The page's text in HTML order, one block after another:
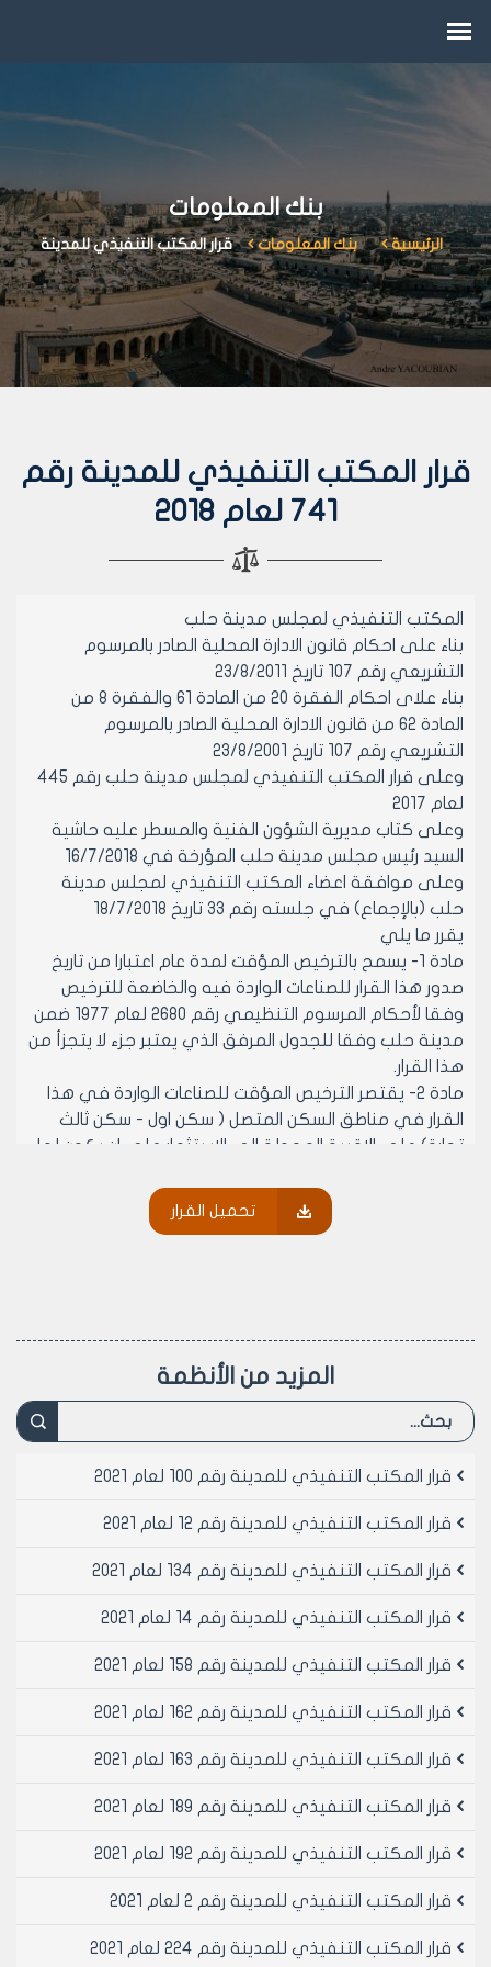
بنك المعلومات
الرئيسية بنك المعلومات قرار المكتب التنفيذي للمدينة
قرار المكتب التنفيذي للمدينة رقم
741 لعام 2018
المكتب التنفيذي لمجلس مدينة حلب
بناء على احكام قانون الادارة المحلية الصادر بالمرسوم
التشريعي رقم 107 تاريخ 23/8/2011
بناء علاى احكام الفقرة 20 من المادة 61 والفقرة 8 من
المادة 62 من قانون الادارة المحلية الصادر بالمرسوم
التشريعي رقم 107 تاريخ 23/8/2001
وعلى قرار المكتب التنفيذي لمجلس مدينة حلب رقم 445
لعام 2017
وعلى كتاب مديرية الشؤون الفنية والمسطر عليه حاشية
السيد رئيس مجلس مدينة حلب المؤرخة في 16/7/2018
وعلى موافقة اعضاء المكتب التنفيذي لمجلس مدينة
حلب (بالإجماع) في جلسته رقم 33 تاريخ 18/7/2018
يقرر ما يلي
مادة 1- يسمح بالترخيص المؤقت لمدة عام اعتبارا من تاريخ
صدور هذا القرار للصناعات الواردة فيه والخاضعة للترخيص
وفقا لأحكام المرسوم التنظيمي رقم 2680 لعام 1977 ضمن
مدينة حلب وفقا للجدول المرفق الذي يعتبر جزء لا يتجزأ من
هذا القرار.
مادة 2- يقتصر الترخيص المؤقت للصناعات الواردة في هذا
القرار في مناطق السكن المتصل ( سكن اول - سكن ثالث
تجارة) على الاقبية المحولة الى الاستثمار على ان يكون لها
مادة 3- يسمح بالترخيص المؤقت في الاسواق المحلية في
جميع الطوابق (سواء كانت الاسواق المحلية مشادة من قبل
الترخيص المؤقت وتكليف صاحب العلاقة بالانتقال الى
مادة 6- يسمح بالترخيص المؤقت للصناعات الخاضعة للترخيص
وفقا لاحكام المرسوم التنظيمي رقم 2680 تاريخ 22/12/1977
فقط للصناعات المصنفة في عداد الصنف الثالث وبعد
على الترخيص.
الاب عد تسوية مخالفات البناء المتعلقة بالمحل المطلوب
مادة 8- ينهى العمل بكافة القرارات المخالفة لاحكام هذا
القرار
حلب ويبلغ من يلزم لتنفيذه.
حلب
تحميل القرار
المزيد من الأنظمة
قرار المكتب التنفيذي للمدينة رقم 100 لعام 2021
قرار المكتب التنفيذي للمدينة رقم 12 لعام 2021
قرار المكتب التنفيذي للمدينة رقم 134 لعام 2021
قرار المكتب التنفيذي للمدينة رقم 14 لعام 2021
قرار المكتب التنفيذي للمدينة رقم 158 لعام 2021
قرار المكتب التنفيذي للمدينة رقم 162 لعام 2021
قرار المكتب التنفيذي للمدينة رقم 163 لعام 2021
قرار المكتب التنفيذي للمدينة رقم 189 لعام 2021
قرار المكتب التنفيذي للمدينة رقم 192 لعام 2021
قرار المكتب التنفيذي للمدينة رقم 2 لعام 2021
قرار المكتب التنفيذي للمدينة رقم 224 لعام 2021